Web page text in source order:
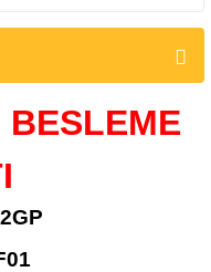
BESLEME